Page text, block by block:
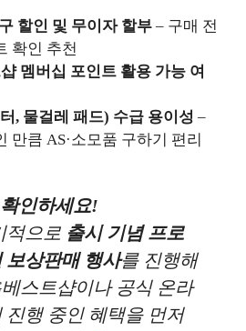
할인 및 무이자 할부 – 구매 전
확인 추천
멤버십 포인트 활용 가능 여
, 물걸레 패드) 수급 용이성 –
만큼 AS·소모품 구하기 편리
인하세요!
적으로 출시 기념 프로
보상판매 행사를 진행해
베스트샵이나 공식 온라
진행 중인 혜택을 먼저